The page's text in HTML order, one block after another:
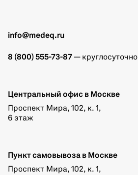
info@medeq.ru
8 (800) 555-73-87 — круглосуточно
Центральный офис в Москве
Проспект Мира, 102, к. 1,
6 этаж
Пункт самовывоза в Москве
Проспект Мира, 102, к. 1,